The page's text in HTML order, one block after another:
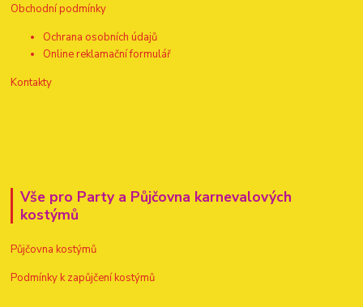
Obchodní podmínky
Ochrana osobních údajů
Online reklamační formulář
Kontakty
Vše pro Party a Půjčovna karnevalových
kostýmů
Půjčovna kostýmů
Podmínky k zapůjčení kostýmů